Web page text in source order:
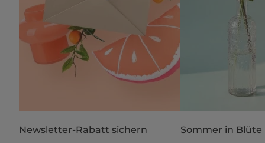
Newsletter-Rabatt sichern
Sommer in Blüte